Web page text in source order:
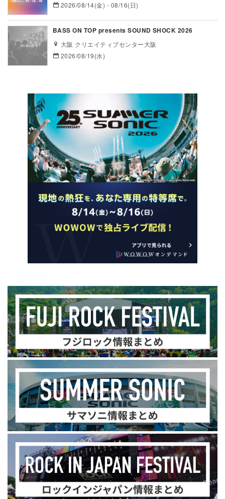
2026/08/14(金) - 08/16(日)
BASS ON TOP presents SOUND SHOCK 2026
大阪 クリエイティブセンター大阪
2026/08/19(水)